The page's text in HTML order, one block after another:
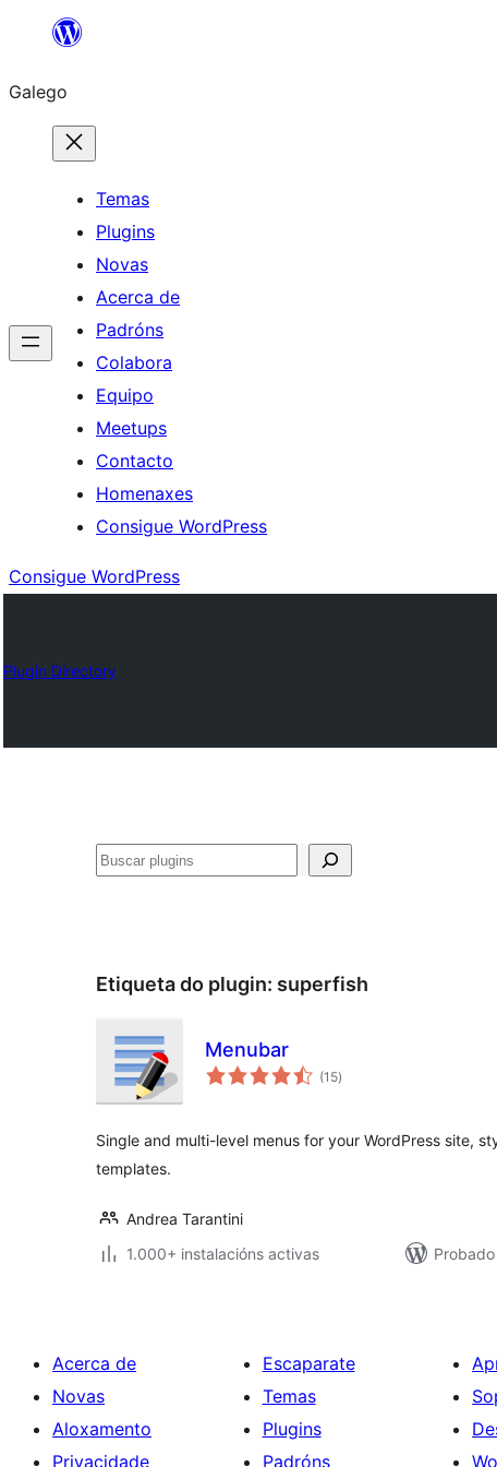
Saltar
contido
Galego
Temas
Plugins
Novas
Acerca de
Padróns
Colabora
Equipo
Meetups
Contacto
Homenaxes
Consigue WordPress
Consigue WordPress
Plugin Directory
Buscar
Etiqueta do plugin: superfish
Menubar
(15valoracións
totais
)
Single and multi-level menus for your WordPress site,
templates.
Andrea Tarantini
1.000+ instalacións activas
Acerca de
Novas
Aloxamento
Privacidade
Escaparate
Temas
Plugins
Padróns